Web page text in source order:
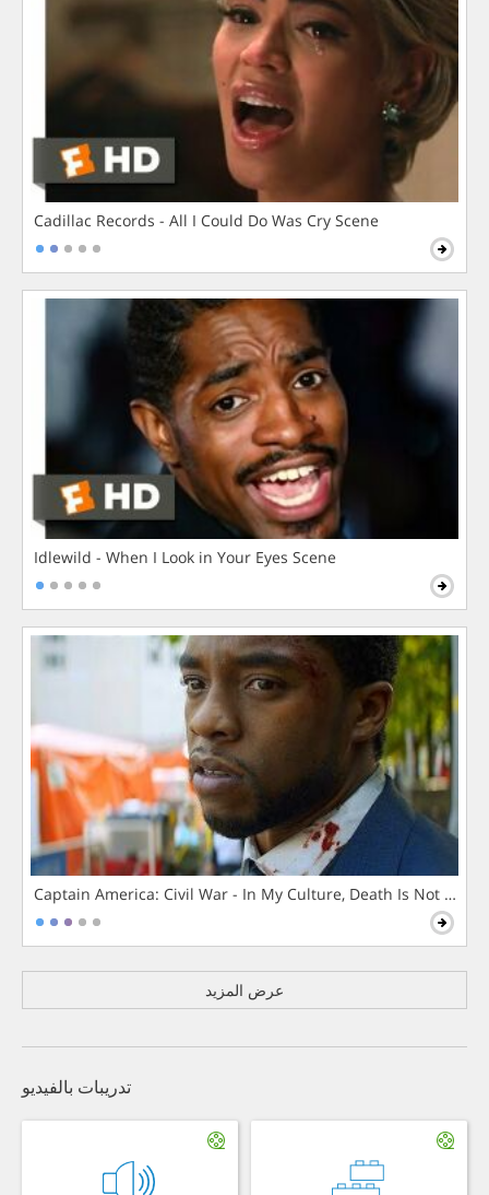
Cadillac Records - All I Could Do Was Cry Scene
Idlewild - When I Look in Your Eyes Scene
Captain America: Civil War - In My Culture, Death Is Not The
عرض المزيد
تدريبات بالفيديو